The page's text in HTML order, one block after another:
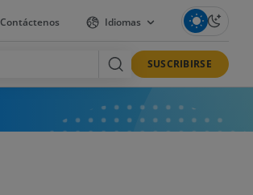
Contáctenos Idiomas
SUSCRIBIRSE